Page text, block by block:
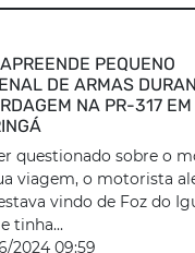
PEQUENO
DE ARMAS
NA PR-317 EM
questionado sobre o
viagem, o motorista
vindo de Foz do
tinha...
2024 09:59